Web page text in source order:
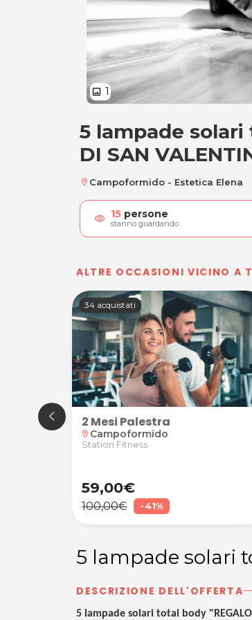
image 1
5 lampade
5 lampade solari
DI SAN
location_on Campoformido - Estetica Elena
visibility 15 persone
stanno guardando
ALTRE OCCASIONI VICINO A
34 acquistati
2 Mesi Palestra
location_on Campoformido
Station Fitness
59,00€
100,00€ -41%
5 lampade solari
DESCRIZIONE DELL'OFFERTA
5 lampade solari total body "REGALO